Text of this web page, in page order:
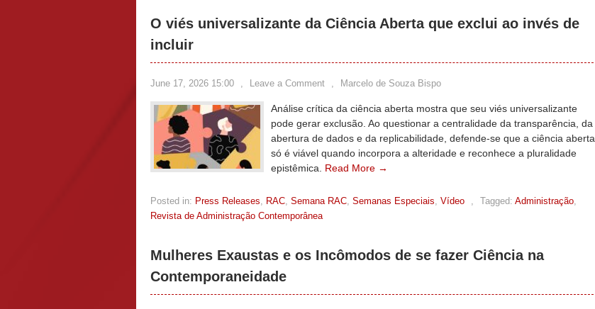
O viés universalizante da Ciência Aberta que exclui ao invés de
incluir
June 17, 2026 15:00 , Leave a Comment , Marcelo de Souza Bispo
Análise crítica da ciência aberta mostra que seu viés universalizante
pode gerar exclusão. Ao questionar a centralidade da transparência, da
abertura de dados e da replicabilidade, defende-se que a ciência aberta
só é viável quando incorpora a alteridade e reconhece a pluralidade
epistêmica. Read More →
Posted in: Press Releases, RAC, Semana RAC, Semanas Especiais, Vídeo , Tagged: Administração,
Revista de Administração Contemporânea
Mulheres Exaustas e os Incômodos de se fazer Ciência na
Contemporaneidade